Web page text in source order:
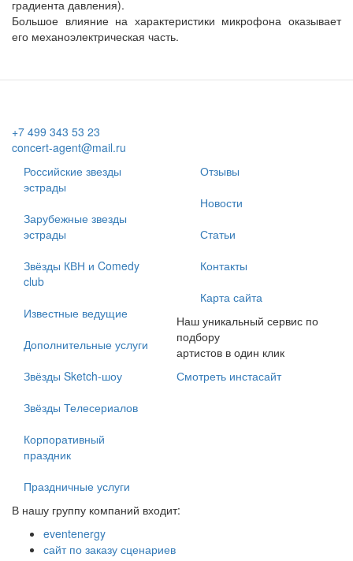
градиента давления).
Большое влияние на характеристики микрофона оказывает
его механоэлектрическая часть.
+7 499 343 53 23
concert-agent@mail.ru
Российские звезды
эстрады
Зарубежные звезды
эстрады
Звёзды КВН и Comedy
club
Известные ведущие
Дополнительные услуги
Звёзды Sketch-шоу
Звёзды Телесериалов
Корпоративный
праздник
Праздничные услуги
Отзывы
Новости
Статьи
Контакты
Карта сайта
Наш уникальный сервис по
подбору
артистов в один клик
Смотреть инстасайт
В нашу группу компаний входит:
eventenergy
сайт по заказу сценариев